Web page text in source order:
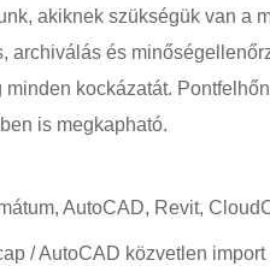
akiknek szükségük van a
archiválás és
minden kockázatát.
is megkapható.
AutoCAD, Revit,
/ AutoCAD közvetlen import